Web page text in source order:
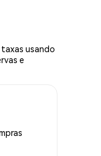
taxas usando
e